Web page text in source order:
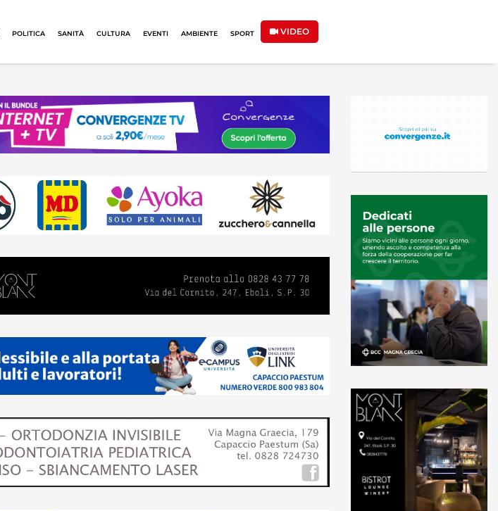
POLITICA SANITÀ CULTURA EVENTI AMBIENTE SPORT VIDEO